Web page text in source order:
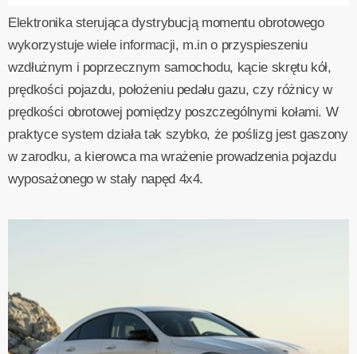
Elektronika sterująca dystrybucją momentu obrotowego
wykorzystuje wiele informacji, m.in o przyspieszeniu
wzdłużnym i poprzecznym samochodu, kącie skrętu kół,
prędkości pojazdu, położeniu pedału gazu, czy różnicy w
prędkości obrotowej pomiędzy poszczególnymi kołami. W
praktyce system działa tak szybko, że poślizg jest gaszony
w zarodku, a kierowca ma wrażenie prowadzenia pojazdu
wyposażonego w stały napęd 4x4.